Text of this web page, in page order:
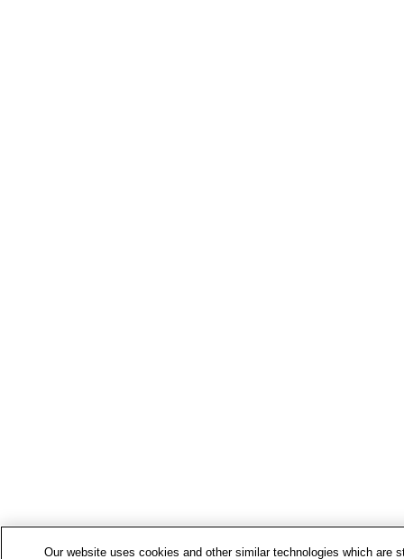
Our website uses cookies and other similar technologies which are